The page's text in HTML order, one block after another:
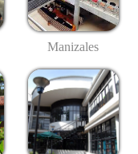
Manizales